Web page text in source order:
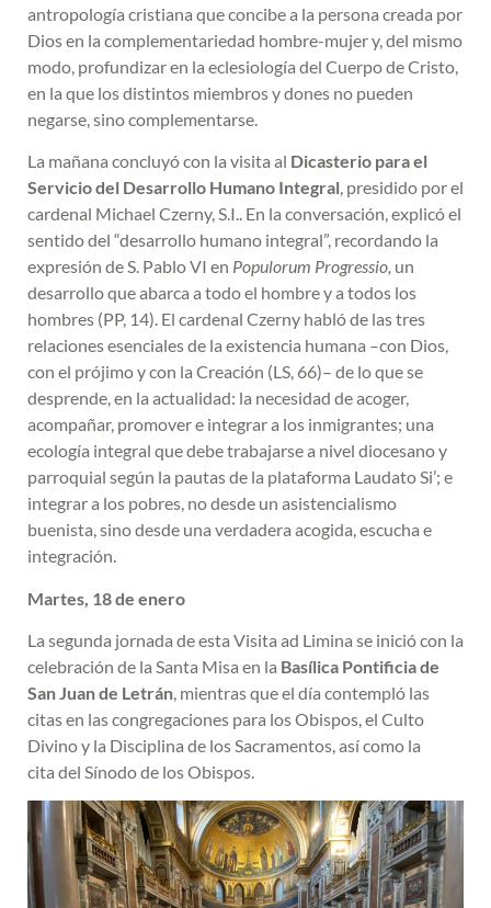
antropología cristiana que concibe a la persona creada por
Dios en la complementariedad hombre-mujer y, del mismo
modo, profundizar en la eclesiología del Cuerpo de Cristo,
en la que los distintos miembros y dones no pueden
negarse, sino complementarse.
La mañana concluyó con la visita al Dicasterio para el
Servicio del Desarrollo Humano Integral, presidido por el
cardenal Michael Czerny, S.I.. En la conversación, explicó el
sentido del “desarrollo humano integral”, recordando la
expresión de S. Pablo VI en Populorum Progressio, un
desarrollo que abarca a todo el hombre y a todos los
hombres (PP, 14). El cardenal Czerny habló de las tres
relaciones esenciales de la existencia humana –con Dios,
con el prójimo y con la Creación (LS, 66)– de lo que se
desprende, en la actualidad: la necesidad de acoger,
acompañar, promover e integrar a los inmigrantes; una
ecología integral que debe trabajarse a nivel diocesano y
parroquial según la pautas de la plataforma Laudato Si’; e
integrar a los pobres, no desde un asistencialismo
buenista, sino desde una verdadera acogida, escucha e
integración.
Martes, 18 de enero
La segunda jornada de esta Visita ad Limina se inició con la
celebración de la Santa Misa en la Basílica Pontificia de
San Juan de Letrán, mientras que el día contempló las
citas en las congregaciones para los Obispos, el Culto
Divino y la Disciplina de los Sacramentos, así como la
cita del Sínodo de los Obispos.